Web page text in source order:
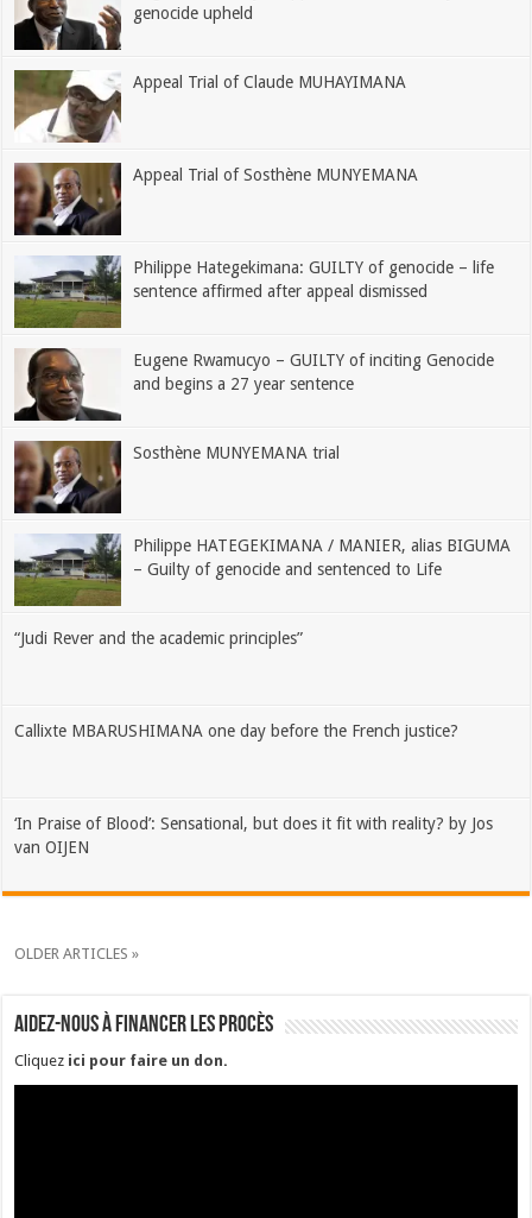
genocide upheld
Appeal Trial of Claude MUHAYIMANA
Appeal Trial of Sosthène MUNYEMANA
Philippe Hategekimana: GUILTY of genocide – life
sentence affirmed after appeal dismissed
Eugene Rwamucyo – GUILTY of inciting Genocide
and begins a 27 year sentence
Sosthène MUNYEMANA trial
Philippe HATEGEKIMANA / MANIER, alias BIGUMA
– Guilty of genocide and sentenced to Life
“Judi Rever and the academic principles”
Callixte MBARUSHIMANA one day before the French justice?
‘In Praise of Blood’: Sensational, but does it fit with reality? by Jos
van OIJEN
OLDER ARTICLES »
Aidez-nous à financer les procès
Cliquez ici pour faire un don.